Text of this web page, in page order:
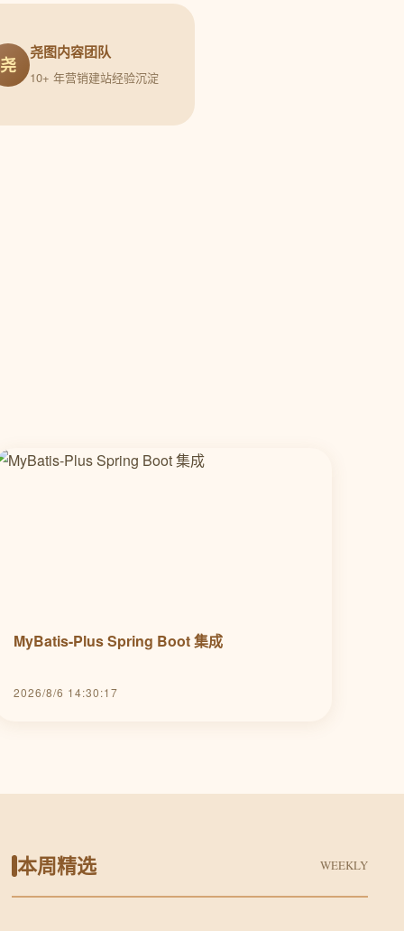
尧
尧图内容团队
10+ 年营销建站经验沉淀
MyBatis-Plus Spring Boot 集成
2026/8/6 14:30:17
本周精选 WEEKLY